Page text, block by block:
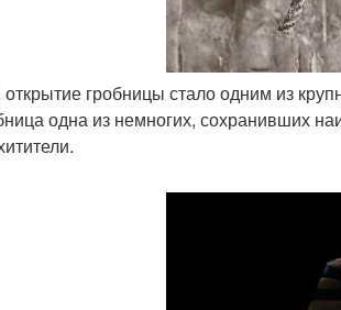
открытие гробницы стало одним из
одна из немногих, сохранивших